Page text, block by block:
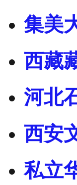
集美
西藏
河北
西安
私立